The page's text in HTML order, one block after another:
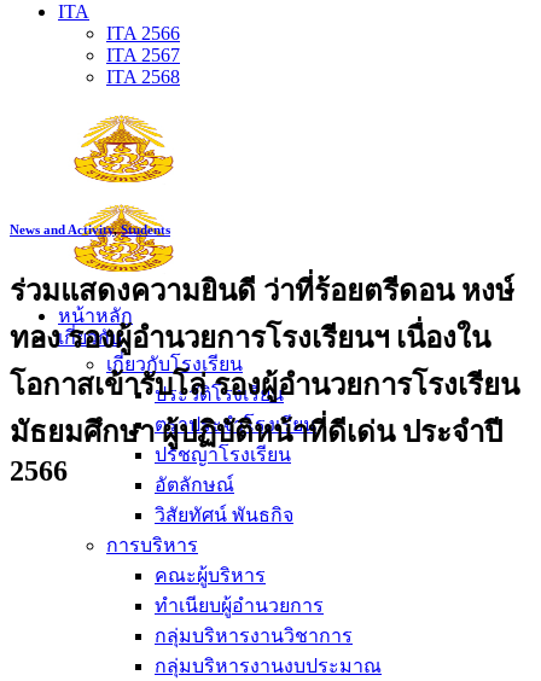
ITA
ITA 2566
ITA 2567
ITA 2568
หน้าหลัก
เกี่ยวกับ
เกี่ยวกับโรงเรียน
ประวัติโรงเรียน
ตราประจำโรงเรียน
ปรัชญาโรงเรียน
อัตลักษณ์
วิสัยทัศน์ พันธกิจ
การบริหาร
คณะผู้บริหาร
ทำเนียบผู้อำนวยการ
กลุ่มบริหารงานวิชาการ
กลุ่มบริหารงานงบประมาณ
News and Activity,Students
ร่วมแสดงความยินดี ว่าที่ร้อยตรีดอน หงษ์
ทอง รองผู้อำนวยการโรงเรียนฯ เนื่องใน
โอกาสเข้ารับโล่ รองผู้อำนวยการโรงเรียน
มัธยมศึกษา ผู้ปฏิบัติหน้าที่ดีเด่น ประจำปี
2566